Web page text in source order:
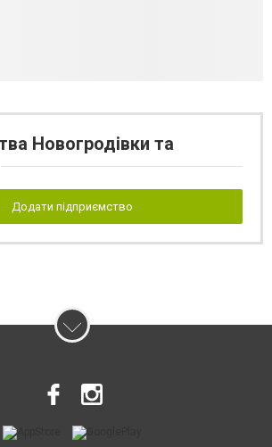
Новогродівки та
Додати підприємство